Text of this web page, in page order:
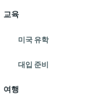
교육
미국 유학
대입 준비
여행